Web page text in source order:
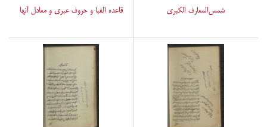
شمس‌المعارف الکبری قاعده الفبا و حروف عبری و معادل آنها